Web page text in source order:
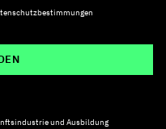
und Ausbildung